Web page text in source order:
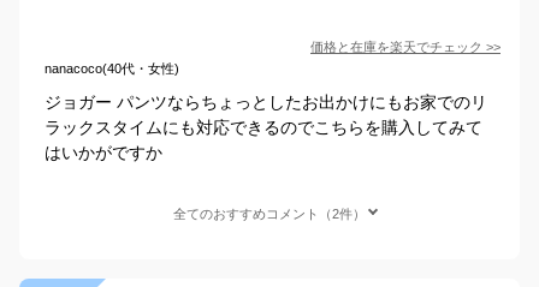
価格と在庫を楽天でチェック >>
nanacoco(40代・女性)
ジョガー パンツならちょっとしたお出かけにもお家でのリ
ラックスタイムにも対応できるのでこちらを購入してみて
はいかがですか
全てのおすすめコメント（2件）